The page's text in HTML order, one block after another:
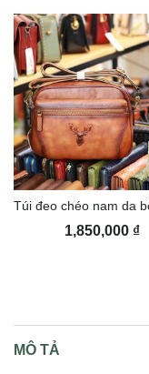
1,850,000 ₫
MÔ TẢ